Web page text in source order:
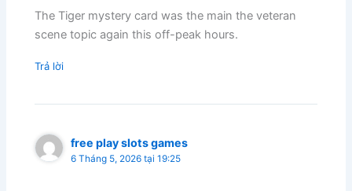
The Tiger mystery card was the main the veteran
scene topic again this off-peak hours.
Trả lời
free play slots games
6 Tháng 5, 2026 tại 19:25